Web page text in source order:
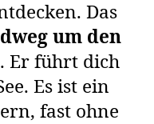
Das
um den
. Er führt dich
Es ist ein
fast ohne